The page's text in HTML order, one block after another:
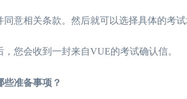
同意相关条款。然后就可以选择具体的考
，您会收到一封来自VUE的考试确认信。
些准备事项？